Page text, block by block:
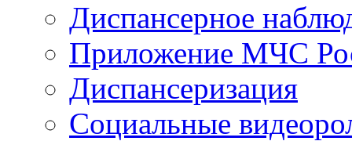
Диспансерное
Приложение МЧС
Диспансеризация
Социальные